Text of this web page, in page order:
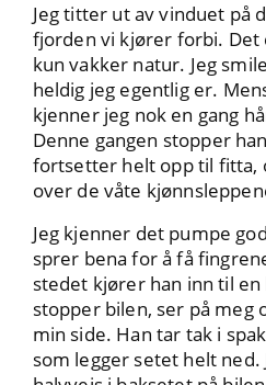
Jeg titter ut av vinduet på
fjorden vi kjører forbi. Det
kun vakker natur. Jeg
heldig jeg egentlig er.
kjenner jeg nok en gang
Denne gangen stopper
fortsetter helt opp til fitta,
over de våte
Jeg kjenner det pumpe
sprer bena for å få
stedet kjører han inn til
stopper bilen, ser på meg
min side. Han tar tak i
som legger setet helt ned.